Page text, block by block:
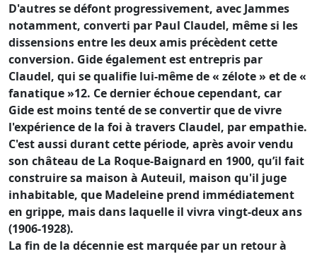
D'autres se défont progressivement, avec Jammes
notamment, converti par Paul Claudel, même si les
dissensions entre les deux amis précèdent cette
conversion. Gide également est entrepris par
Claudel, qui se qualifie lui-même de « zélote » et de «
fanatique »12. Ce dernier échoue cependant, car
Gide est moins tenté de se convertir que de vivre
l'expérience de la foi à travers Claudel, par empathie.
C'est aussi durant cette période, après avoir vendu
son château de La Roque-Baignard en 1900, qu’il fait
construire sa maison à Auteuil, maison qu'il juge
inhabitable, que Madeleine prend immédiatement
en grippe, mais dans laquelle il vivra vingt-deux ans
(1906-1928).
La fin de la décennie est marquée par un retour à